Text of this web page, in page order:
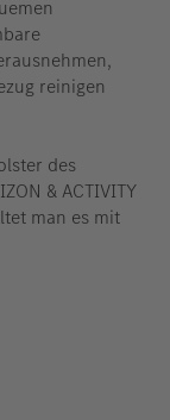
reinigen
des
& ACTIVITY
man es mit